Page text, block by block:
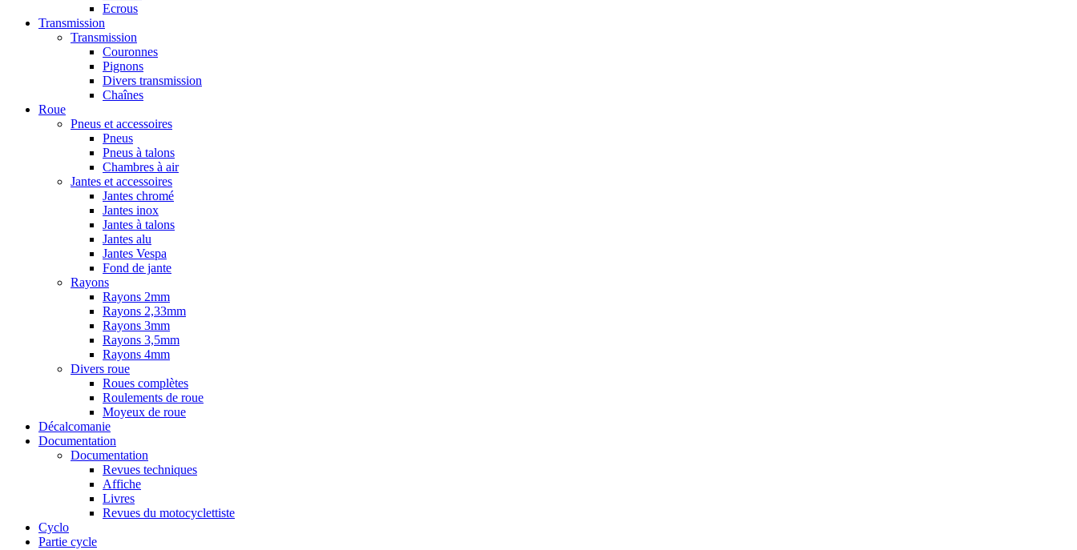
Ecrous
Transmission
Transmission
Couronnes
Pignons
Divers transmission
Chaînes
Roue
Pneus et accessoires
Pneus
Pneus à talons
Chambres à air
Jantes et accessoires
Jantes chromé
Jantes inox
Jantes à talons
Jantes alu
Jantes Vespa
Fond de jante
Rayons
Rayons 2mm
Rayons 2,33mm
Rayons 3mm
Rayons 3,5mm
Rayons 4mm
Divers roue
Roues complètes
Roulements de roue
Moyeux de roue
Décalcomanie
Documentation
Documentation
Revues techniques
Affiche
Livres
Revues du motocyclettiste
Cyclo
Partie cycle